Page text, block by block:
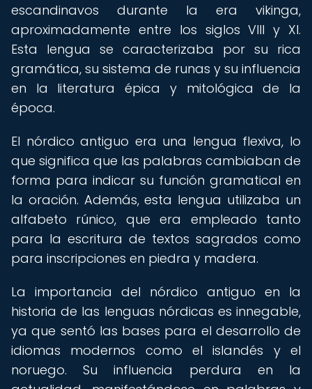
escandinavos durante la era vikinga,
aproximadamente entre los siglos VIII y XI.
Esta lengua se caracterizaba por su rica
gramática, su sistema de runas y su influencia
en la literatura épica y mitológica de la
época.
El nórdico antiguo era una lengua flexiva, lo
que significa que las palabras cambiaban de
forma para indicar su función gramatical en
la oración. Además, esta lengua utilizaba un
alfabeto rúnico, que era empleado tanto
para la escritura de textos sagrados como
para inscripciones en piedra y madera.
La importancia del nórdico antiguo en la
historia de las lenguas nórdicas es innegable,
ya que sentó las bases para el desarrollo de
idiomas modernos como el islandés y el
noruego. Su influencia perdura en la